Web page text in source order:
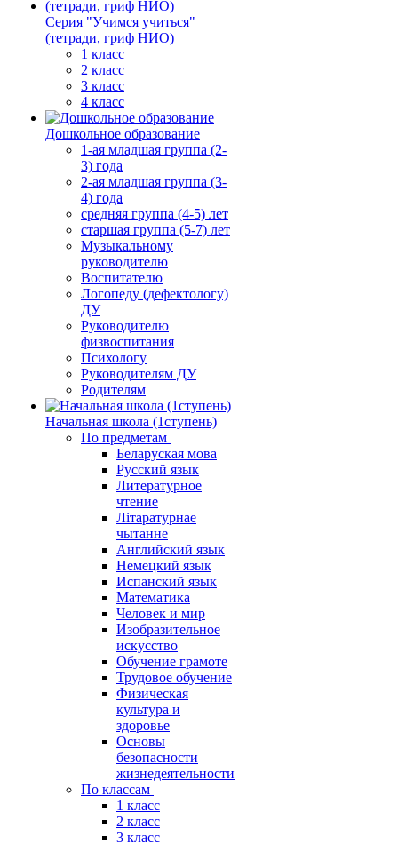
Серия "Учимся учиться"
(тетради, гриф НИО)
1 класс
2 класс
3 класс
4 класс
Дошкольное образование
1-ая младшая группа (2-
3) года
2-ая младшая группа (3-
4) года
средняя группа (4-5) лет
старшая группа (5-7) лет
Музыкальному
руководителю
Воспитателю
Логопеду (дефектологу)
ДУ
Руководителю
физвоспитания
Психологу
Руководителям ДУ
Родителям
Начальная школа (1ступень)
По предметам
Беларуская мова
Русский язык
Литературное
чтение
Літаратурнае
чытанне
Английский язык
Немецкий язык
Испанский язык
Математика
Человек и мир
Изобразительное
искусство
Обучение грамоте
Трудовое обучение
Физическая
культура и
здоровье
Основы
безопасности
жизнедеятельности
По классам
1 класс
2 класс
3 класс